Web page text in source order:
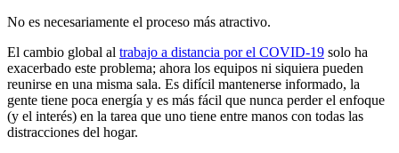
No es necesariamente el proceso más atractivo.
El cambio global al trabajo a distancia por el COVID-19 solo ha
exacerbado este problema; ahora los equipos ni siquiera pueden
reunirse en una misma sala. Es difícil mantenerse informado, la
gente tiene poca energía y es más fácil que nunca perder el enfoque
(y el interés) en la tarea que uno tiene entre manos con todas las
distracciones del hogar.